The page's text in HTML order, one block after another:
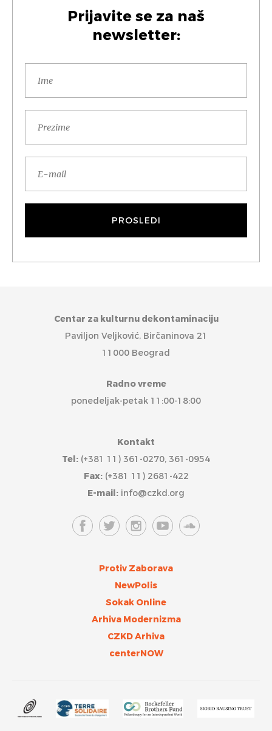
Prijavite se za naš
newsletter:
Centar za kulturnu dekontaminaciju
Paviljon Veljković, Birčaninova 21
11000 Beograd
Radno vreme
ponedeljak-petak 11:00-18:00
Kontakt
Tel: (+381 11) 361-0270, 361-0954
Fax:(+381 11) 2681-422
E-mail: info@czkd.org
Protiv Zaborava
NewPolis
Sokak Online
Arhiva Modernizma
CZKD Arhiva
centerNOW